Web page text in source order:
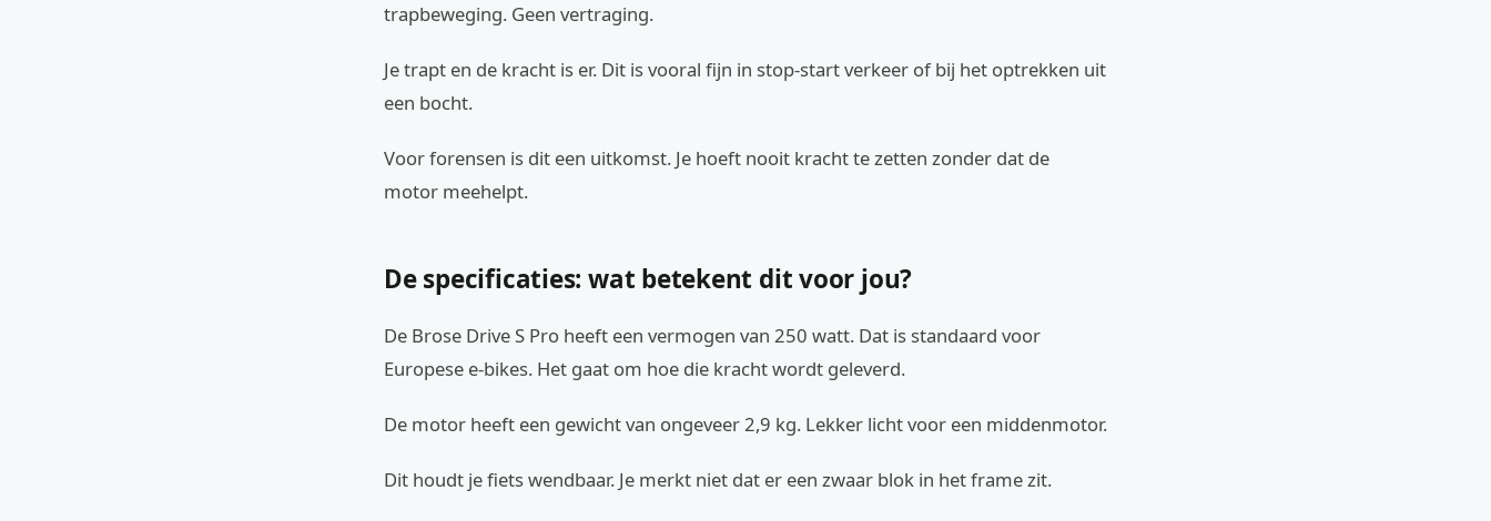
trapbeweging. Geen vertraging.
Je trapt en de kracht is er. Dit is vooral fijn in stop-start verkeer of bij het optrekken uit
een bocht.
Voor forensen is dit een uitkomst. Je hoeft nooit kracht te zetten zonder dat de
motor meehelpt.
De specificaties: wat betekent dit voor jou?
De Brose Drive S Pro heeft een vermogen van 250 watt. Dat is standaard voor
Europese e-bikes. Het gaat om hoe die kracht wordt geleverd.
De motor heeft een gewicht van ongeveer 2,9 kg. Lekker licht voor een middenmotor.
Dit houdt je fiets wendbaar. Je merkt niet dat er een zwaar blok in het frame zit.